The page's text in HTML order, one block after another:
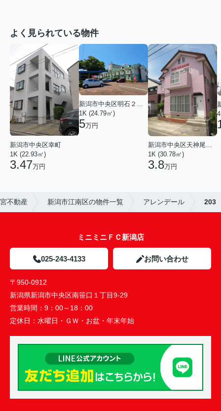
よく見られている物件
新潟市中央区幸町
1K (22.93㎡)
3.47万円
1K (24.79㎡)
5万円
1K (30.78㎡)
3.8万円
不動産 新潟市江南区の物件一覧 アレンデール 203
ミニミニＦＣ新潟店
025-243-4133 お問い合わせ
〒950-0912
新潟県新潟市中央区南笹口１丁目9-29
営業時間： 9：00～18：00
定休日： 水曜日・ＧＷ・お盆・年末年始